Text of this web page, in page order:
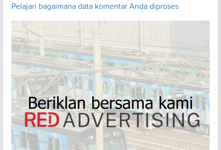
Pelajari bagaimana data komentar Anda diproses